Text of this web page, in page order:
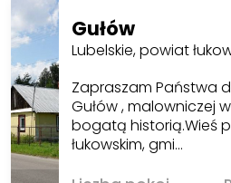
Gułów
Lubelskie, powiat
Zapraszam Państwa
Gułów , malowniczej
bogatą historią.Wieś
łukowskim, gmi…